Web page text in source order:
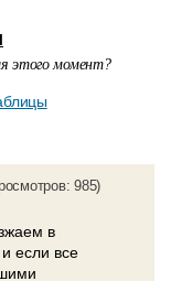
этого момент?
985)
в
если все